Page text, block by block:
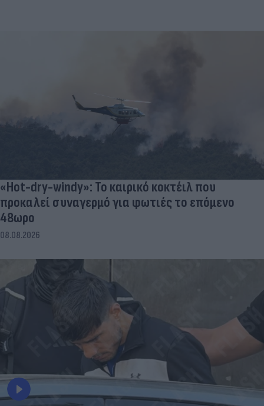
«Hot-dry-windy»: Το καιρικό κοκτέιλ που
προκαλεί συναγερμό για φωτιές το επόμενο
48ωρο
08.08.2026